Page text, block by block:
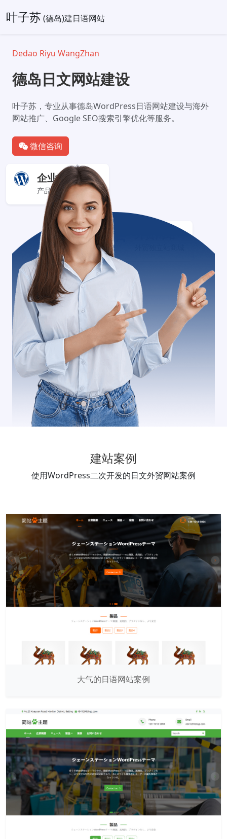
叶子苏 (德岛)建日语网站
Dedao Riyu WangZhan
德岛日文网站建设
叶子苏，专业从事德岛WordPress日语网站建设与海外
网站推广、Google SEO搜索引擎优化等服务。
微信咨询
企业官网+
产品服务展示型网站
建站案例
使用WordPress二次开发的日文外贸网站案例
大气的日语网站案例